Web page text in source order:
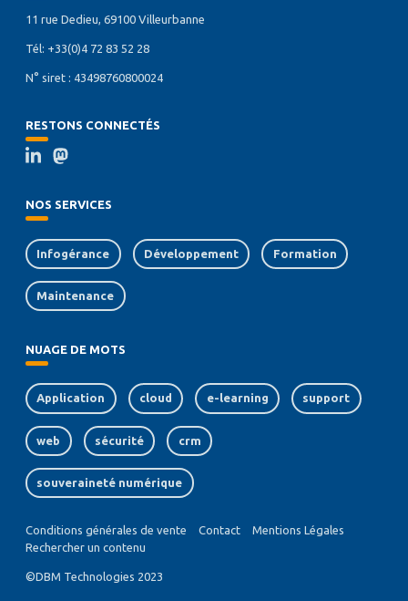
11 rue Dedieu, 69100 Villeurbanne
Tél: +33(0)4 72 83 52 28
N° siret : 43498760800024
RESTONS CONNECTÉS
NOS SERVICES
Infogérance Développement Formation
Maintenance
NUAGE DE MOTS
Application cloud e-learning support
web sécurité crm
souveraineté numérique
MENU
PIED
DE
Conditions générales de vente Contact
Mentions Légales
Rechercher un contenu
©DBM Technologies 2023